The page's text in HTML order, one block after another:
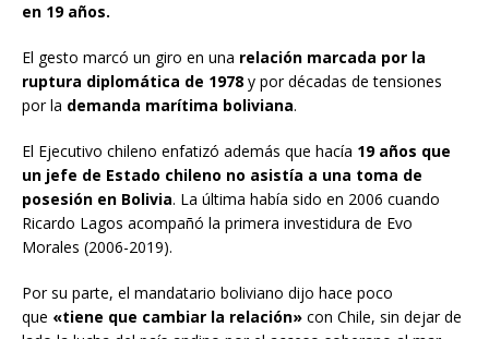
en 19 años.
El gesto marcó un giro en una relación marcada por la
ruptura diplomática de 1978 y por décadas de tensiones
por la demanda marítima boliviana.
El Ejecutivo chileno enfatizó además que hacía 19 años que
un jefe de Estado chileno no asistía a una toma de
posesión en Bolivia. La última había sido en 2006 cuando
Ricardo Lagos acompañó la primera investidura de Evo
Morales (2006-2019).
Por su parte, el mandatario boliviano dijo hace poco
que «tiene que cambiar la relación» con Chile, sin dejar de